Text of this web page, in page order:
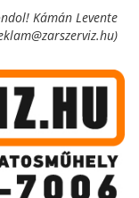
Kámán Levente